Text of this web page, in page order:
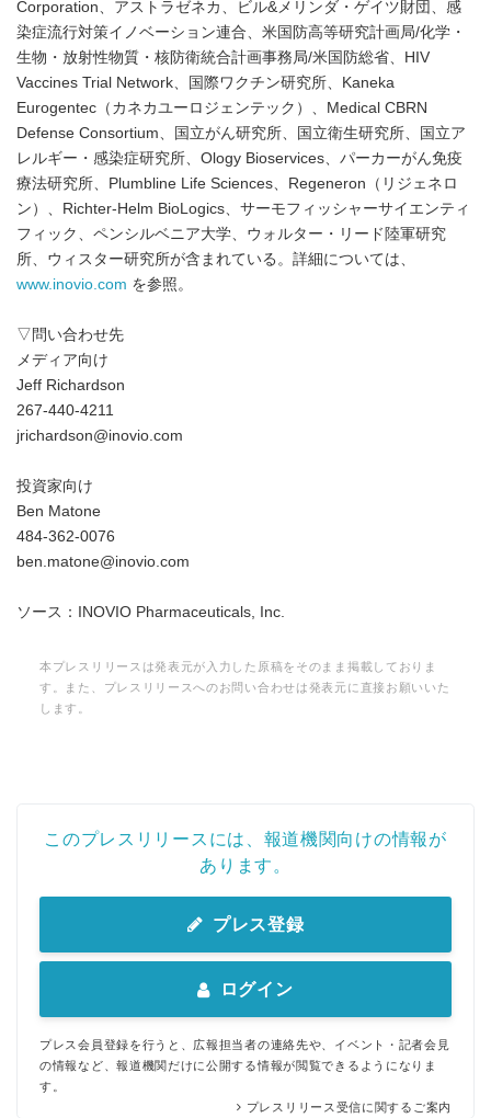
Corporation、アストラゼネカ、ビル&メリンダ・ゲイツ財団、感
染症流行対策イノベーション連合、米国防高等研究計画局/化学・
生物・放射性物質・核防衛統合計画事務局/米国防総省、HIV
Vaccines Trial Network、国際ワクチン研究所、Kaneka
Eurogentec（カネカユーロジェンテック）、Medical CBRN
Defense Consortium、国立がん研究所、国立衛生研究所、国立ア
レルギー・感染症研究所、Ology Bioservices、パーカーがん免疫
療法研究所、Plumbline Life Sciences、Regeneron（リジェネロ
ン）、Richter-Helm BioLogics、サーモフィッシャーサイエンティ
フィック、ペンシルベニア大学、ウォルター・リード陸軍研究
所、ウィスター研究所が含まれている。詳細については、
www.inovio.com を参照。
▽問い合わせ先
メディア向け
Jeff Richardson
267-440-4211
jrichardson@inovio.com
投資家向け
Ben Matone
484-362-0076
ben.matone@inovio.com
ソース：INOVIO Pharmaceuticals, Inc.
本プレスリリースは発表元が入力した原稿をそのまま掲載しておりま
す。また、プレスリリースへのお問い合わせは発表元に直接お願いいた
します。
このプレスリリースには、報道機関向けの情報が
あります。
プレス登録
ログイン
プレス会員登録を行うと、広報担当者の連絡先や、イベント・記者会見
の情報など、報道機関だけに公開する情報が閲覧できるようになりま
す。
プレスリリース受信に関するご案内